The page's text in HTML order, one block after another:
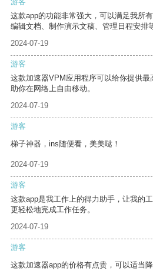
这款app的功能非常强大，可以满足我所
编辑文档、制作演示文稿、管理日程安排
2024-07-19
游客
这款加速器VPM应用程序可以给你提供
助你在网络上自由移动。
2024-07-19
游客
梯子神器，ins随便看，美美哒！
2024-07-19
游客
这款app是我工作上的得力助手，让我的
更轻松地完成工作任务。
2024-07-19
游客
这款加速器app的价格有点贵，可以适当